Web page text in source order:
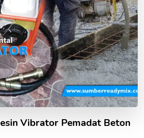
Vibrator Pemadat Beton